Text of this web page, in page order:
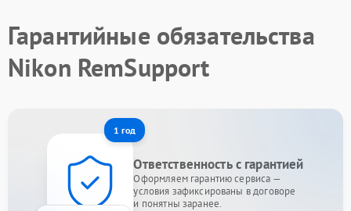
Гарантийные обязательства
Nikon RemSupport
1 год
Ответственность с гарантией
Оформляем гарантию сервиса —
условия зафиксированы в договоре
и понятны заранее.